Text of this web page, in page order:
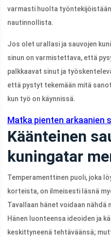
varmasti huolta
nautinnollista.
Jos olet urallasi ja sauvojen
sinun on varmistettava, että
palkkaavat sinut ja
että pystyt tekemään mitä
kun työ on käynnissä.
Matka pienten arkaanien
Käänteinen
kuningatar
Temperamenttinen puoli, joka
korteista, on ilmeisesti läsnä
Tavallaan hänet voidaan nähdä
Hänen luonteensa ideoiden ja
keskittyneenä tehtäväänsä;